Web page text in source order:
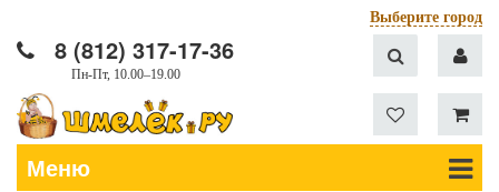
Выберите город
8 (812) 317-17-36
Пн-Пт, 10.00–19.00
Меню